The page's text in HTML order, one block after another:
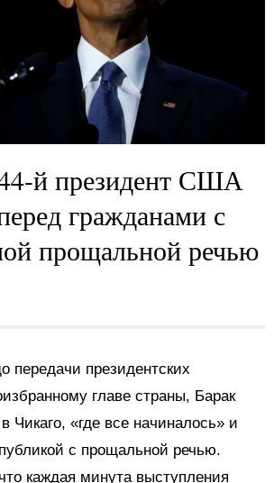
й президент США
гражданами с
прощальной речью
передачи президентских
главе страны, Барак
Чикаго, «где все начиналось» и
с прощальной речью.
каждая минута выступления